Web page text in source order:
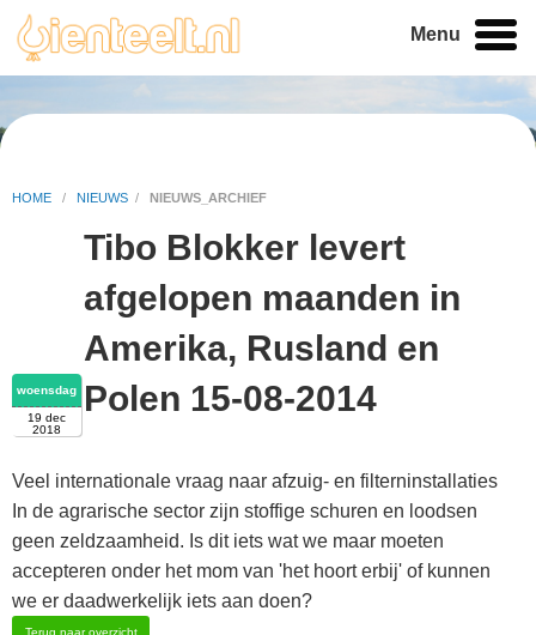
Menu
HOME / NIEUWS / NIEUWS_ARCHIEF
Tibo Blokker levert
afgelopen maanden in
Amerika, Rusland en
Polen 15-08-2014
woensdag
19 dec
2018
Veel internationale vraag naar afzuig- en filterninstallaties
In de agrarische sector zijn stoffige schuren en loodsen
geen zeldzaamheid. Is dit iets wat we maar moeten
accepteren onder het mom van 'het hoort erbij' of kunnen
we er daadwerkelijk iets aan doen?
Terug naar overzicht